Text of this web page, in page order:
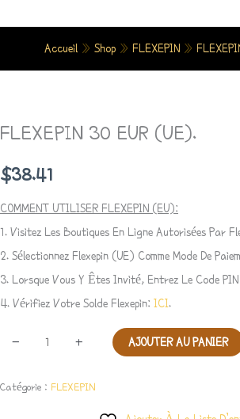
Accueil » Shop » FLEXEPIN »
FLEXEPIN 30 EUR (UE).
$38.41
COMMENT UTILISER FLEXEPIN (EU):
1. Visitez Les Boutiques En Ligne Autorisées Par
2. Sélectionnez Flexepin (UE) Comme Mode De
3. Lorsque Vous Y Êtes Invité, Entrez Le Code PIN
4. Vérifiez Votre Solde Flexepin: ICI.
-
FLEXEPIN
EUR
(UE).
+ AJOUTER AU PANIER
Catégorie : FLEXEPIN